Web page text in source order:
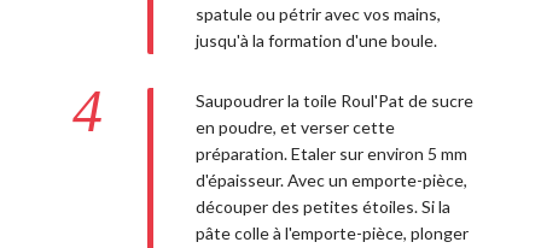
spatule ou pétrir avec vos mains,
jusqu'à la formation d'une boule.
4
Saupoudrer la toile Roul'Pat de sucre
en poudre, et verser cette
préparation. Etaler sur environ 5 mm
d'épaisseur. Avec un emporte-pièce,
découper des petites étoiles. Si la
pâte colle à l'emporte-pièce, plonger